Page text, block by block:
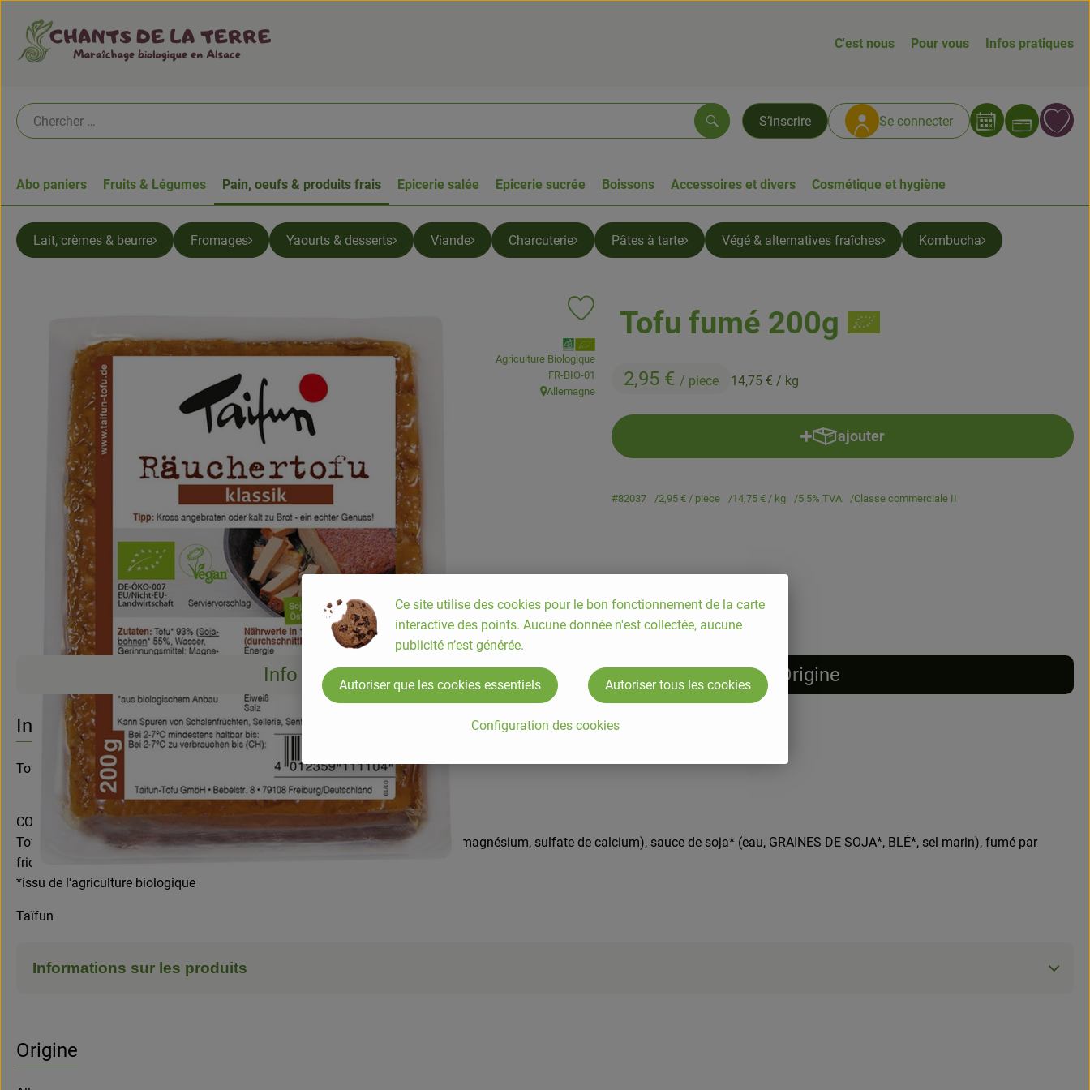
C'est nous Pour vous Infos pratiques
S’inscrire Se connecter
Rechercher
Abo paniers Fruits & Légumes Pain, oeufs & produits frais Epicerie salée Epicerie sucrée Boissons Accessoires et divers Cosmétique et hygiène
Lait, crèmes & beurre Fromages Yaourts & desserts Viande Charcuterie Pâtes à tarte Végé & alternatives fraîches Kombucha
Tofu fumé 200g
2,95 € / piece 14,75 € / kg
Ajouter le produit aux favoris
, Association:
Agriculture Biologique
, Autorité de contrôle:
FR-BIO-01
, Origine:
Allemagne
ajouter
Ajouter le produit au panier
#82037 2,95 € / piece 14,75 € / kg 5.5% TVA Classe commerciale II
Info Origine
Info
Tofu fumé 200g
COMPOSITION
Tofu* 93% (GRAINES DE SOJA* 55%, eau, agents de coagulation : chlorure de magnésium, sulfate de calcium), sauce de soja* (eau, GRAINES DE SOJA*, BLÉ*, sel marin), fumé par
friction.
*issu de l'agriculture biologique
Taïfun
Informations sur les produits
Origine
Ce site utilise des cookies pour le bon fonctionnement de la carte
interactive des points. Aucune donnée n'est collectée, aucune
publicité n’est générée.
Configuration des cookies
Autoriser que les cookies essentiels Autoriser tous les cookies